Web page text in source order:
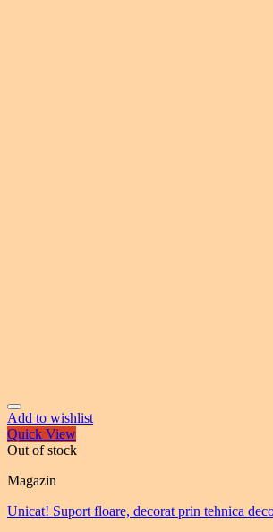
Add to wishlist
Quick View
Out of stock
Magazin
Unicat! Suport floare, decorat prin tehnica